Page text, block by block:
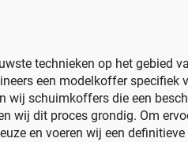
technieken op het gebied
een modelkoffer
wij schuimkoffers die een
wij dit proces grondig. Om
en voeren wij een